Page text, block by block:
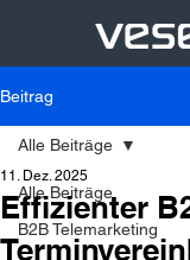
Beitrag
Alle Beiträge
B2B Telemarketing
Alle Beiträge
Effizienter
11. Dez. 2025